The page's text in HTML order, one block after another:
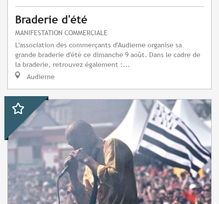
Braderie d'été
MANIFESTATION COMMERCIALE
L'association des commerçants d'Audierne organise sa
grande braderie d'été ce dimanche 9 août. Dans le cadre de
la braderie, retrouvez également :...
Audierne